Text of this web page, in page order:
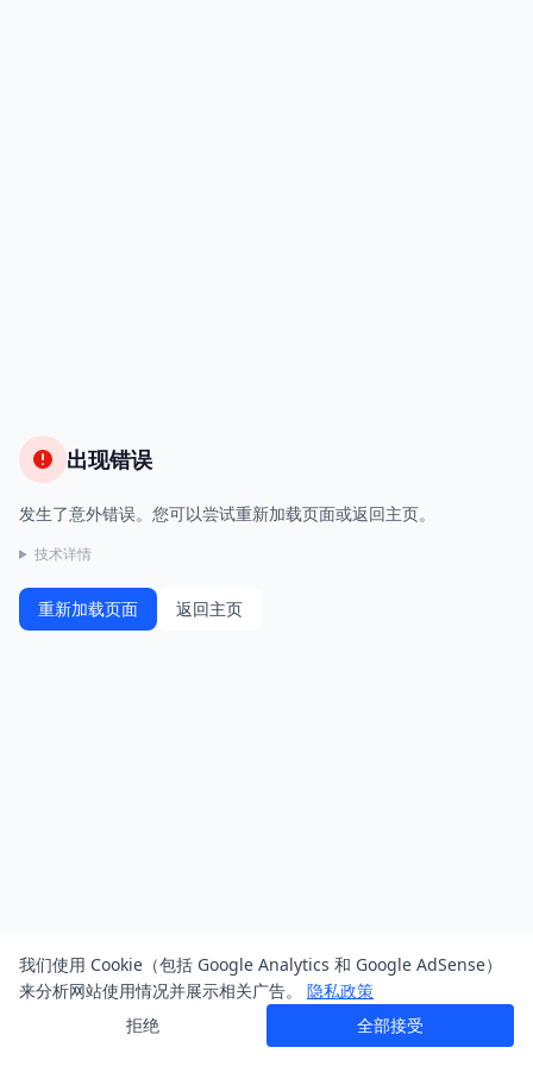
出现错误
发生了意外错误。您可以尝试重新加载页面或返回主页。
技术详情
重新加载页面 返回主页
我们使用 Cookie（包括 Google Analytics 和 Google AdSense）
来分析网站使用情况并展示相关广告。
隐私政策
拒绝
全部接受